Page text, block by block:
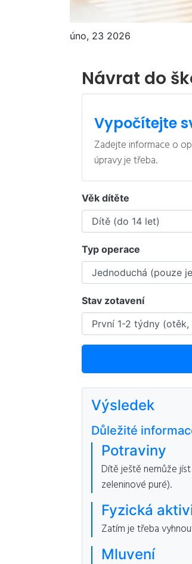
úno, 23 2026
Návrat do
Vypočítejte
Zadejte informace o
úpravy je třeba.
Věk dítěte
Typ operace
Stav zotavení
Výsledek
Důležité
Potraviny
Dítě ještě nemůže
zeleninové puré).
Fyzická
Zatím je třeba
Mluvení